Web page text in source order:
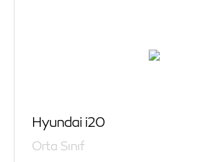
Hyundai i20
Orta Sınıf